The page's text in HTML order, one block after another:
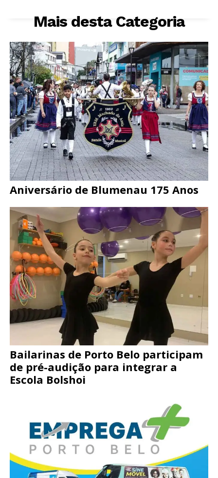
Mais desta Categoria
Aniversário de Blumenau 175 Anos
Bailarinas de Porto Belo participam
de pré-audição para integrar a
Escola Bolshoi